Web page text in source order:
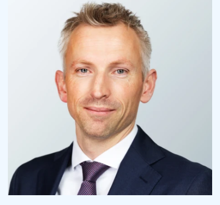
Internationaal
DE FR